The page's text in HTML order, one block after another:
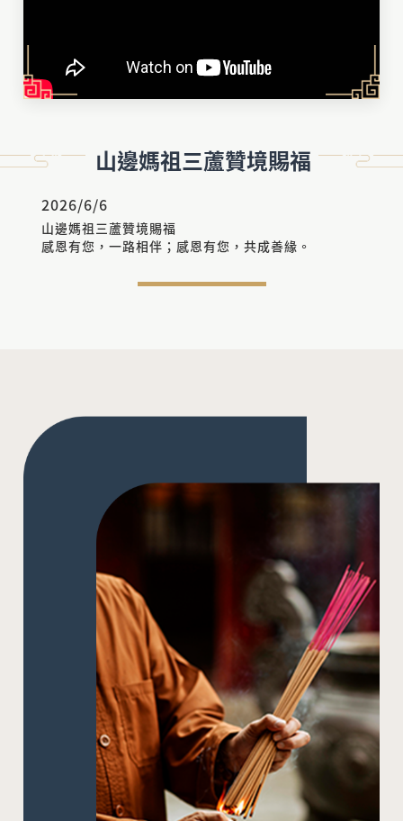
山邊媽祖三蘆贊境賜福
2026/6/6
山邊媽祖三蘆贊境賜福
感恩有您，一路相伴；感恩有您，共成善緣。